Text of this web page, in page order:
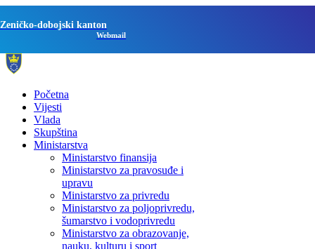
Zeničko-dobojski kanton
Webmail
Početna
Vijesti
Vlada
Skupština
Ministarstva
Ministarstvo finansija
Ministarstvo za pravosuđe i
upravu
Ministarstvo za privredu
Ministarstvo za poljoprivredu,
šumarstvo i vodoprivredu
Ministarstvo za obrazovanje,
nauku, kulturu i sport